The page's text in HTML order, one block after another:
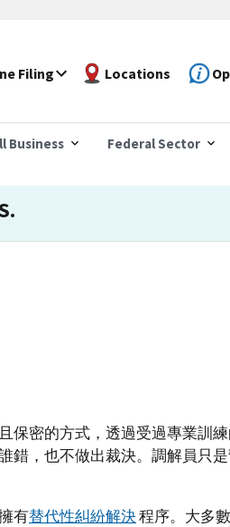
Filing Locations
Business Federal Sector
保密的方式，透過受過專業訓練
錯，也不做出裁決。調解員只
有替代性糾紛解決程序。大多